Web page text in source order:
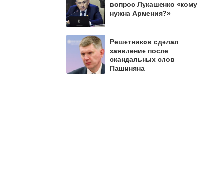
вопрос Лукашенко «кому
нужна Армения?»
Решетников cделал
заявление после
скандальных слов
Пашиняна